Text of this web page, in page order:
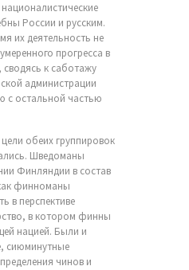
России и русским.
их деятельность не
прогресса в
сводясь к саботажу
администрации
с остальной частью
цели обеих группировок
Шведоманы
Финляндии в состав
финноманы
в перспективе
в котором финны
нацией. Были и
сиюминутные
чинов и